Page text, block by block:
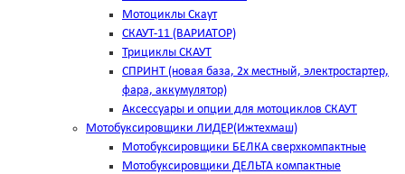
Мотоциклы Скаут
СКАУТ-11 (ВАРИАТОР)
Трициклы СКАУТ
СПРИНТ (новая база, 2х местный, электростартер,
фара, аккумулятор)
Аксессуары и опции для мотоциклов СКАУТ
Мотобуксировщики ЛИДЕР(Ижтехмаш)
Мотобуксировщики БЕЛКА сверхкомпактные
Мотобуксировщики ДЕЛЬТА компактные